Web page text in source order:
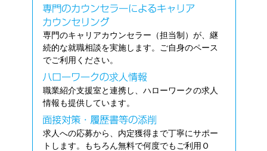
専門のキャリアカウンセラー（担当制）が、継
続的な就職相談を実施します。ご自身のペース
でご利用ください。
職業紹介支援室と連携し、ハローワークの求人
情報も提供しています。
求人への応募から、内定獲得まで丁寧にサポー
トします。もちろん無料で何度でもご利用Ｏ